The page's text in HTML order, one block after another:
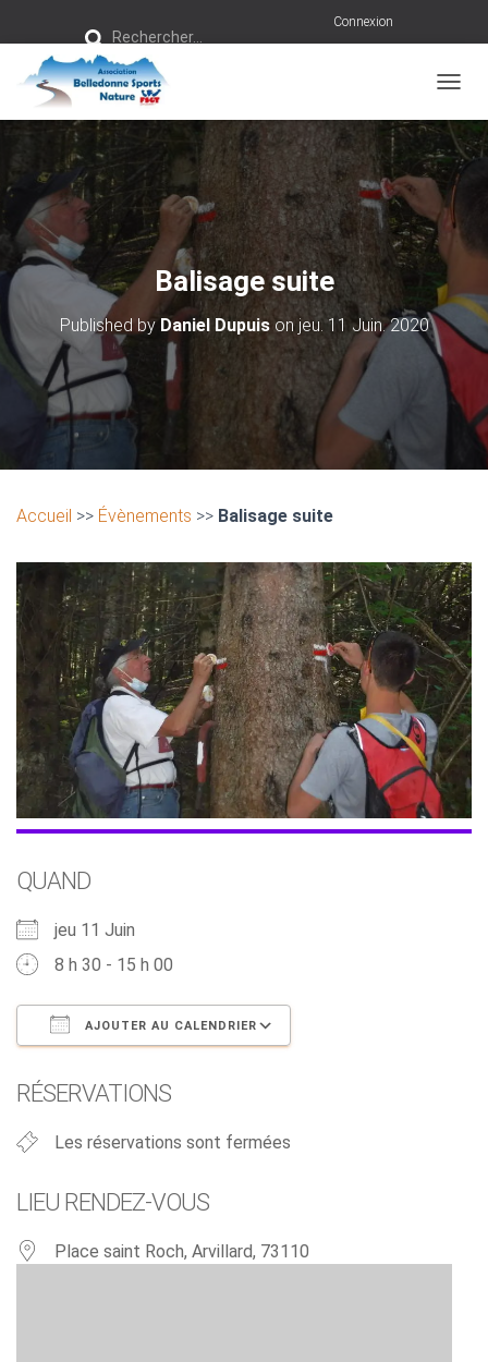
Rechercher…
Connexion
Balisage suite
Published by Daniel Dupuison jeu. 11 Juin. 2020
Accueil >> Évènements >> Balisage suite
QUAND
jeu 11 Juin
8 h 30 - 15 h 00
AJOUTER AU CALENDRIER
RÉSERVATIONS
Les réservations sont fermées
LIEU RENDEZ-VOUS
Place saint Roch, Arvillard, 73110